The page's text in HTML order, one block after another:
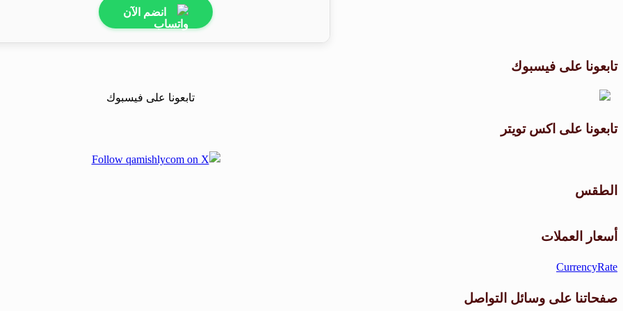
انضم الآن
تابعونا على فيسبوك
تابعونا على اكس تويتر
الطقس
أسعار العملات
CurrencyRate
صفحاتنا على وسائل التواصل